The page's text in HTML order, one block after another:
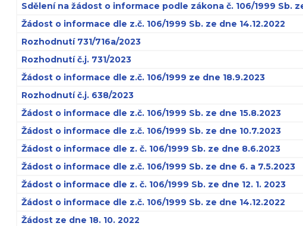
Sdělení na žádost o informace podle zákona č. 106/1999 Sb.
Žádost o informace dle z.č. 106/1999 Sb. ze dne 14.12.2022
Rozhodnutí 731/716a/2023
Rozhodnutí č.j. 731/2023
Žádost o informace dle z.č. 106/1999 ze dne 18.9.2023
Rozhodnutí č.j. 638/2023
Žádost o informace dle z.č. 106/1999 Sb. ze dne 15.8.2023
Žádost o informace dle z.č. 106/1999 Sb. ze dne 10.7.2023
Žádost o informace dle z. č. 106/1999 Sb. ze dne 8.6.2023
Žádost o informace dle z.č. 106/1999 Sb. ze dne 6. a 7.5.2023
Žádost o informace dle z. č. 106/1999 Sb. ze dne 12. 1. 2023
Žádost o informace dle z.č. 106/1999 Sb. ze dne 14.12.2022
Žádost ze dne 18. 10. 2022